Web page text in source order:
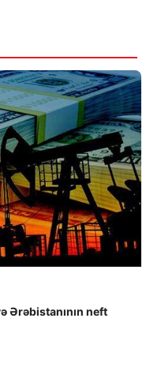
Ərəbistanının neft